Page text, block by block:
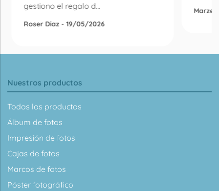
gestiono el regalo d...
Roser Diaz - 19/05/2026
Nuestros productos
Todos los productos
Álbum de fotos
Impresión de fotos
Cajas de fotos
Marcos de fotos
Póster fotográfico